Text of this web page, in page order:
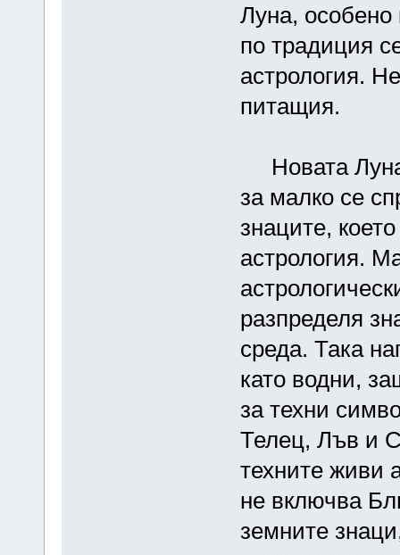
Луна, особено
по традиция
астрология.
питащия.
Новата Луна
за малко се
знаците,
астрология.
разпределя
среда. Така
като водни,
за техни
Телец, Лъв и
техните живи
не включва
земните